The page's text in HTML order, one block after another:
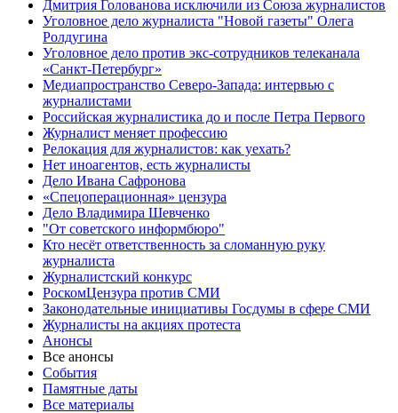
Дмитрия Голованова исключили из Союза журналистов
Уголовное дело журналиста "Новой газеты" Олега
Ролдугина
Уголовное дело против экс-сотрудников телеканала
«Санкт-Петербург»
Медиапространство Северо-Запада: интервью с
журналистами
Российская журналистика до и после Петра Первого
Журналист меняет профессию
Релокация для журналистов: как уехать?
Нет иноагентов, есть журналисты
Дело Ивана Сафронова
«Спецоперационная» цензура
Дело Владимира Шевченко
"От советского информбюро"
Кто несёт ответственность за сломанную руку
журналиста
Журналистский конкурс
РоскомЦензура против СМИ
Законодательные инициативы Госдумы в сфере СМИ
Журналисты на акциях протеста
Анонсы
Все анонсы
События
Памятные даты
Все материалы